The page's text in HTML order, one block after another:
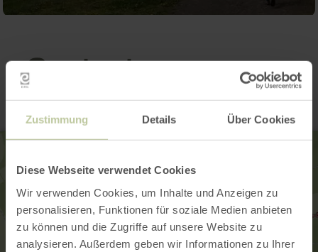
Zustimmung Details Über Cookies
Diese Webseite verwendet Cookies
Wir verwenden Cookies, um Inhalte und Anzeigen zu
personalisieren, Funktionen für soziale Medien anbieten
zu können und die Zugriffe auf unsere Website zu
analysieren. Außerdem geben wir Informationen zu Ihrer
Contact